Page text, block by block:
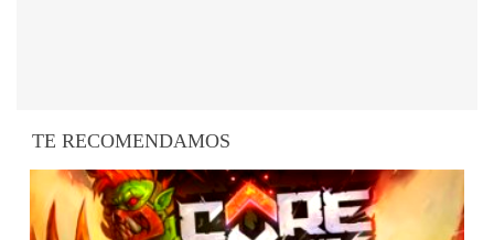
TE RECOMENDAMOS